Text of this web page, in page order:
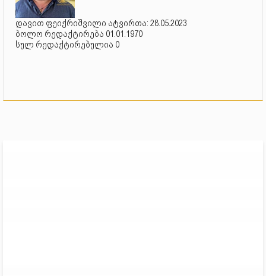
დავით ფეიქრიშვილი ატვირთა: 28.05.2023
ბოლო რედაქტირება 01.01.1970
სულ რედაქტირებულია 0